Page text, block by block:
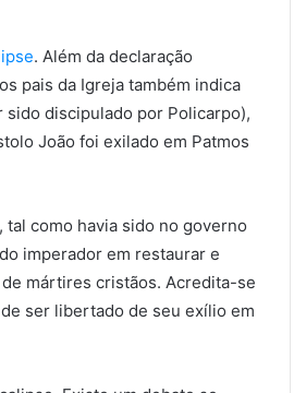
. Além da declaração
pais da Igreja também indica
discipulado por Policarpo),
João foi exilado em Patmos
como havia sido no governo
imperador em restaurar e
mártires cristãos. Acredita-se
ser libertado de seu exílio em